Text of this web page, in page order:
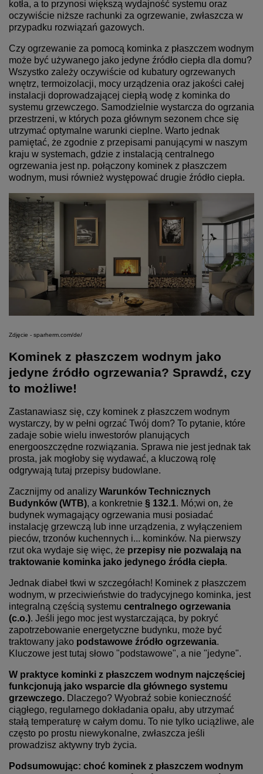
kotła, a to przynosi większą wydajność systemu oraz
oczywiście niższe rachunki za ogrzewanie, zwłaszcza w
przypadku rozwiązań gazowych.
Czy ogrzewanie za pomocą kominka z płaszczem wodnym
może być używanego jako jedyne źródło ciepła dla domu?
Wszystko zależy oczywiście od kubatury ogrzewanych
wnętrz, termoizolacji, mocy urządzenia oraz jakości całej
instalacji doprowadzającej ciepłą wodę z kominka do
systemu grzewczego. Samodzielnie wystarcza do ogrzania
przestrzeni, w których poza głównym sezonem chce się
utrzymać optymalne warunki cieplne. Warto jednak
pamiętać, że zgodnie z przepisami panującymi w naszym
kraju w systemach, gdzie z instalacją centralnego
ogrzewania jest np. połączony kominek z płaszczem
wodnym, musi również występować drugie źródło ciepła.
Zdjęcie - sparherm.com/de/
Kominek z płaszczem wodnym jako
jedyne źródło ogrzewania? Sprawdź, czy
to możliwe!
Zastanawiasz się, czy kominek z płaszczem wodnym
wystarczy, by w pełni ogrzać Twój dom? To pytanie, które
zadaje sobie wielu inwestorów planujących
energooszczędne rozwiązania. Sprawa nie jest jednak tak
prosta, jak mogłoby się wydawać, a kluczową rolę
odgrywają tutaj przepisy budowlane.
Zacznijmy od analizy Warunków Technicznych
Budynków (WTB), a konkretnie § 132.1. Mó;wi on, że
budynek wymagający ogrzewania musi posiadać
instalację grzewczą lub inne urządzenia, z wyłączeniem
pieców, trzonów kuchennych i... kominków. Na pierwszy
rzut oka wydaje się więc, że przepisy nie pozwalają na
traktowanie kominka jako jedynego źródła ciepła.
Jednak diabeł tkwi w szczegółach! Kominek z płaszczem
wodnym, w przeciwieństwie do tradycyjnego kominka, jest
integralną częścią systemu centralnego ogrzewania
(c.o.). Jeśli jego moc jest wystarczająca, by pokryć
zapotrzebowanie energetyczne budynku, może być
traktowany jako podstawowe źródło ogrzewania.
Kluczowe jest tutaj słowo "podstawowe", a nie "jedyne".
W praktyce kominki z płaszczem wodnym najczęściej
funkcjonują jako wsparcie dla głównego systemu
grzewczego. Dlaczego? Wyobraź sobie konieczność
ciągłego, regularnego dokładania opału, aby utrzymać
stałą temperaturę w całym domu. To nie tylko uciążliwe, ale
często po prostu niewykonalne, zwłaszcza jeśli
prowadzisz aktywny tryb życia.
Podsumowując: choć kominek z płaszczem wodnym